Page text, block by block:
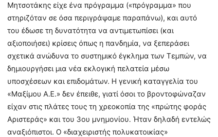
Μητσοτάκης είχε ένα πρόγραμμα («πρόγραμμα» που
στηριζόταν σε όσα περιγράψαμε παραπάνω), και αυτό
του έδωσε τη δυνατότητα να αντιμετωπίσει (και
αξιοποιήσει) κρίσεις όπως η πανδημία, να ξεπεράσει
σχετικά ανώδυνα το συστημικό έγκλημα των Τεμπών, να
δημιουργήσει μια νέα εκλογική πελατεία μέσω
υποσχέσεων και επιδομάτων. Η γενική καταγγελία του
«Μαξίμου Α.Ε.» δεν έπειθε, γιατί όσοι το βροντοφώναζαν
είχαν στις πλάτες τους τη χρεοκοπία της «πρώτης φοράς
Αριστεράς» και του 3ου μνημονίου. Ήταν δηλαδή εντελώς
αναξιόπιστοι. Ο «διαχειριστής πολυκατοικίας»